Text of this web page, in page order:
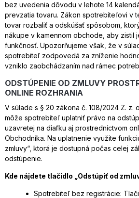
bez uvedenia dôvodu v lehote 14
prevzatia tovaru. Zákon spotrebiteľovi v
tovar rozbaliť a odskúšať spôsobom,
nákupe v kamennom obchode, aby zistil
funkčnosť. Upozorňujeme však, že v
spotrebiteľ zodpovedá za zníženie
vzniklo zaobchádzaním nad rámec
ODSTÚPENIE OD ZMLUVY
ONLINE ROZHRANIA
V súlade s § 20 zákona č. 108/2024 Z. z.
môže spotrebiteľ uplatniť právo na
uzavretej na diaľku aj prostredníctvom
Obchodníka. Na uplatnenie využite
zmluvy“, ktorá je dostupná počas celej
odstúpenie.
Kde nájdete tlačidlo „Odstúpiť od
Spotrebiteľ bez registrácie: